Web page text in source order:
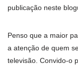
publicação neste
Penso que a maior
a atenção de quem
televisão. Convido-o